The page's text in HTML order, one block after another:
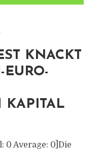
KNACKT
KAPITAL
0 Average: 0]Die